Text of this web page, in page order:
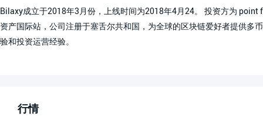
Bilaxy成立于2018年3月份，上线时间为2018年4月24。 投资方为
资产国际站，公司注册于塞舌尔共和国，为全球的区块链爱好者提供多
验和投资运营经验。
行情